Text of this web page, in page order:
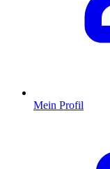
Mein Profil